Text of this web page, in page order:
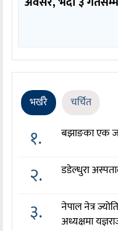
भर्खरै चर्चित
१. बझाङका एक
२. डडेल्धुरा
३.
नेपाल नेत्र
अध्यक्षमा